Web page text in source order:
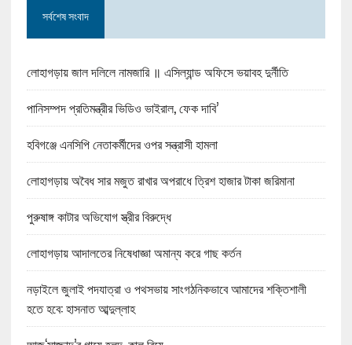
সর্বশেষ সংবাদ
লোহাগড়ায় জাল দলিলে নামজারি ॥ এসিল্যান্ড অফিসে ভয়াবহ দুর্নীতি
পানিসম্পদ প্রতিমন্ত্রীর ভিডিও ভাইরাল, ফেক দাবি’
হবিগঞ্জে এনসিপি নেতাকর্মীদের ওপর সন্ত্রাসী হামলা
লোহাগড়ায় অবৈধ সার মজুত রাখার অপরাধে ত্রিশ হাজার টাকা জরিমানা
পুরুষাঙ্গ কাটার অভিযোগ স্ত্রীর বিরুদ্ধে
লোহাগড়ায় আদালতের নিষেধাজ্ঞা অমান্য করে গাছ কর্তন
নড়াইলে জুলাই পদযাত্রা ও পথসভায় সাংগঠনিকভাবে আমাদের শক্তিশালী
হতে হবে: হাসনাত আব্দুল্লাহ